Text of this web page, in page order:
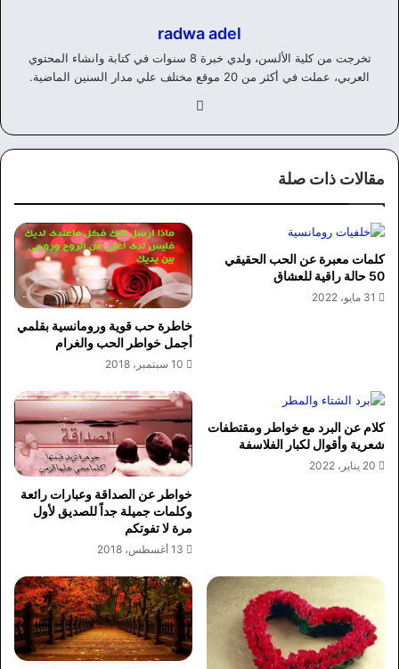
radwa adel
تخرجت من كلية الألسن، ولدي خبرة 8 سنوات في كتابة وانشاء المحتوي
العربي، عملت في أكثر من 20 موقع مختلف علي مدار السنين الماضية.
وك
مقالات ذات صلة
كلمات معبرة عن الحب الحقيقي
50 حالة راقية للعشاق
31 مايو، 2022
خاطرة حب قوية ورومانسية بقلمي
أجمل خواطر الحب والغرام
10 سبتمبر، 2018
كلام عن البرد مع خواطر ومقتطفات
شعرية وأقوال لكبار الفلاسفة
20 يناير، 2022
خواطر عن الصداقة وعبارات رائعة
وكلمات جميلة جداً للصديق لأول
مرة لا تفوتكم
13 أغسطس، 2018